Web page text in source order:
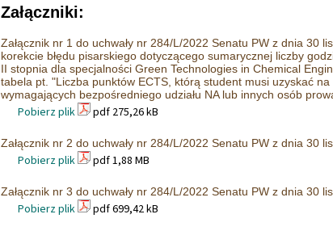
Załączniki:
Załącznik nr 1 do uchwały nr 284/L/2022 Senatu PW z dnia 30
korekcie błędu pisarskiego dotyczącego sumarycznej liczby
II stopnia dla specjalności Green Technologies in Chemical
tabela pt. "Liczba punktów ECTS, którą student musi uzyskać na
wymagających bezpośredniego udziału NA lub innych osób
Pobierz plik pdf 275,26 kB
Załącznik nr 2 do uchwały nr 284/L/2022 Senatu PW z dnia 30
Pobierz plik pdf 1,88 MB
Załącznik nr 3 do uchwały nr 284/L/2022 Senatu PW z dnia 30
Pobierz plik pdf 699,42 kB